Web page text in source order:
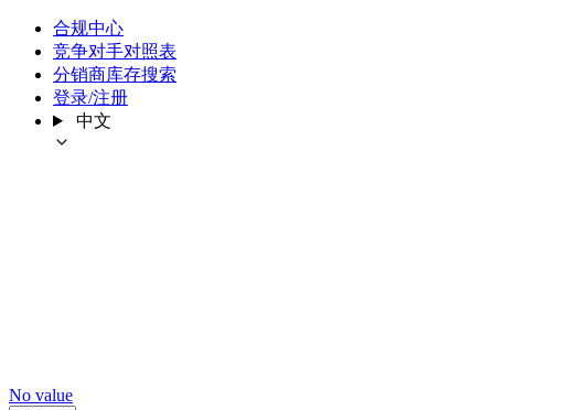
合规中心
竞争对手对照表
分销商库存搜索
登录/注册
中文
No value